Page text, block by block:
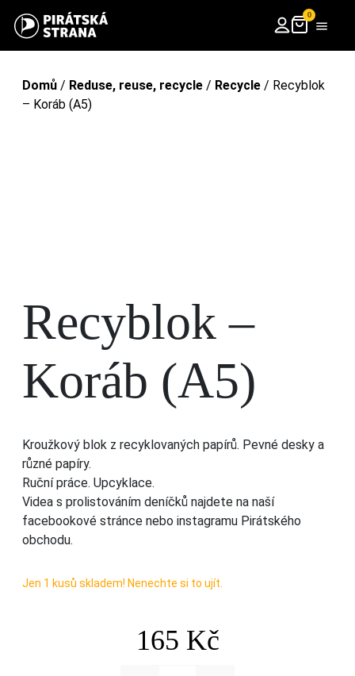
0
Domů / Reduse, reuse, recycle / Recycle / Recyblok
– Koráb (A5)
Recyblok –
Koráb (A5)
Kroužkový blok z recyklovaných papírů. Pevné desky a
různé papíry.
Ruční práce. Upcyklace.
Videa s prolistováním deníčků najdete na naší
facebookové stránce nebo instagramu Pirátského
obchodu.
Jen 1 kusů skladem! Nenechte si to ujít.
165 Kč